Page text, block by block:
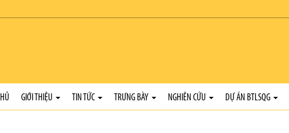
GIỚI THIỆU TIN TỨC TRƯNG BÀY NGHIÊN CỨU DỰ ÁN BTLSQG